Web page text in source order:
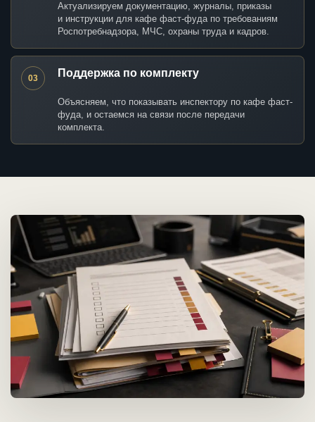
Актуализируем документацию, журналы, приказы
и инструкции для кафе фаст-фуда по требованиям
Роспотребнадзора, МЧС, охраны труда и кадров.
03 Поддержка по комплекту
Объясняем, что показывать инспектору по кафе фаст-
фуда, и остаемся на связи после передачи
комплекта.